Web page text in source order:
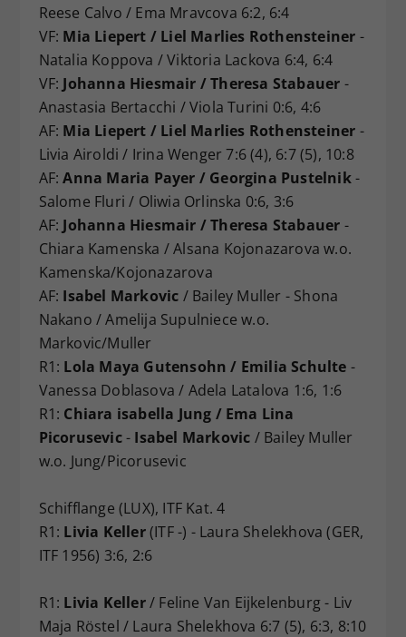
Reese Calvo / Ema Mravcova 6:2, 6:4
VF: Mia Liepert / Liel Marlies Rothensteiner -
Natalia Koppova / Viktoria Lackova 6:4, 6:4
VF: Johanna Hiesmair / Theresa Stabauer -
Anastasia Bertacchi / Viola Turini 0:6, 4:6
AF: Mia Liepert / Liel Marlies Rothensteiner -
Livia Airoldi / Irina Wenger 7:6 (4), 6:7 (5), 10:8
AF:Anna Maria Payer / Georgina Pustelnik-
Salome Fluri / Oliwia Orlinska 0:6, 3:6
AF: Johanna Hiesmair / Theresa Stabauer -
Chiara Kamenska / Alsana Kojonazarova w.o.
Kamenska/Kojonazarova
AF: Isabel Markovic / Bailey Muller - Shona
Nakano / Amelija Supulniece w.o.
Markovic/Muller
R1: Lola Maya Gutensohn / Emilia Schulte -
Vanessa Doblasova / Adela Latalova 1:6, 1:6
R1: Chiara isabella Jung / Ema Lina
Picorusevic- Isabel Markovic / Bailey Muller
w.o. Jung/Picorusevic
Schifflange (LUX), ITF Kat. 4
R1: Livia Keller(ITF -) - Laura Shelekhova (GER,
ITF 1956) 3:6, 2:6
R1: Livia Keller/ Feline Van Eijkelenburg - Liv
Maja Röstel / Laura Shelekhova 6:7 (5), 6:3, 8:10